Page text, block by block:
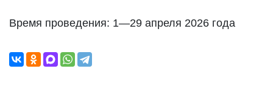
Время проведения: 1—29 апреля 2026 года